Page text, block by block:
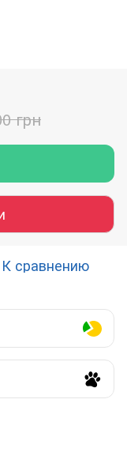
грн
К сравнению